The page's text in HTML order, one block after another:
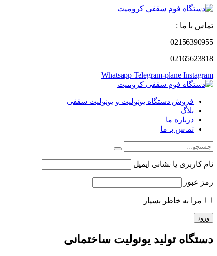
تماس با ما :
02156390955
02165623818
Whatsapp Telegram-plane Instagram
فروش دستگاه یونولیت و یونولیت سقفی
بلاگ
درباره ما
تماس با ما
نام کاربری یا نشانی ایمیل
رمز عبور
مرا به خاطر بسپار
دستگاه تولید یونولیت ساختمانی